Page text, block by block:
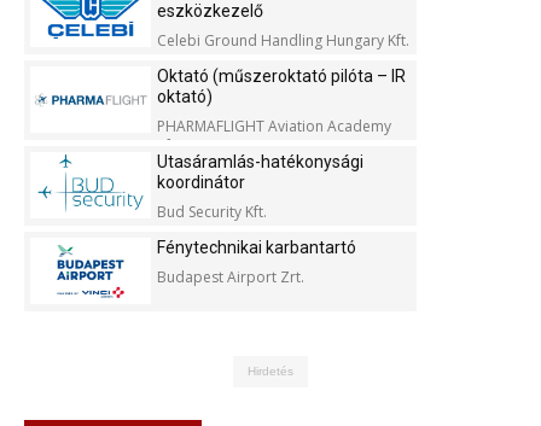
eszközkezelő
Celebi Ground Handling Hungary Kft.
Oktató (műszeroktató pilóta – IR
oktató)
PHARMAFLIGHT Aviation Academy
Kft.
Utasáramlás-hatékonysági
koordinátor
Bud Security Kft.
Fénytechnikai karbantartó
Budapest Airport Zrt.
Hirdetés